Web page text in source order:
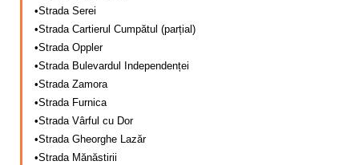
•Strada Serei
•Strada Cartierul Cumpătul (parțial)
•Strada Oppler
•Strada Bulevardul Independenței
•Strada Zamora
•Strada Furnica
•Strada Vârful cu Dor
•Strada Gheorghe Lazăr
•Strada Mănăstirii